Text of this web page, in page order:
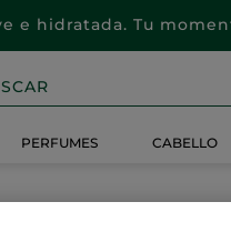
e hidratada. Tu
PERFUMES CABELLO